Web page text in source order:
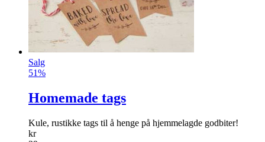
Salg
51%
Homemade tags
Kule, rustikke tags til å henge på hjemmelagde godbiter!
kr